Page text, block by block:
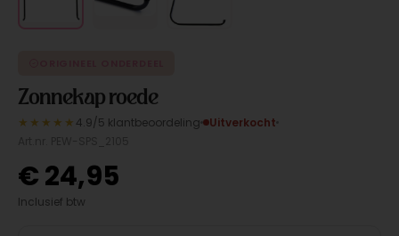
Zonnekap roede
★★★★★ 4.9/5 klantbeoordeling
Uitverkocht
€24,95
Inclusief btw